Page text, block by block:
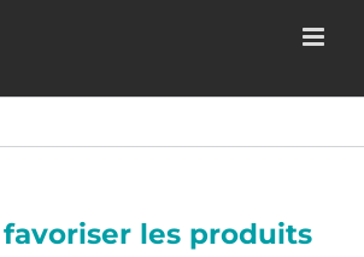
les produits